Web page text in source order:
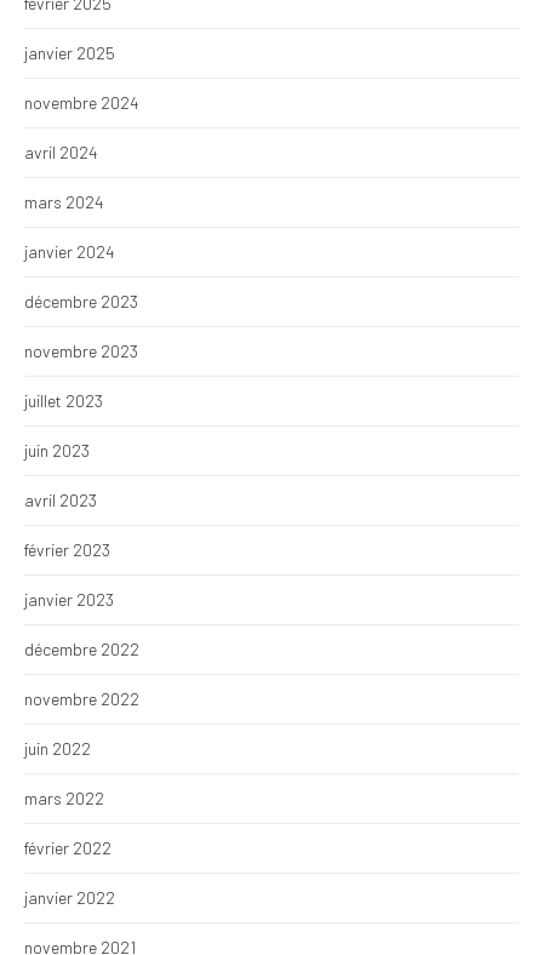
janvier 2025
novembre 2024
avril 2024
mars 2024
janvier 2024
décembre 2023
novembre 2023
juillet 2023
juin 2023
avril 2023
février 2023
janvier 2023
décembre 2022
novembre 2022
juin 2022
mars 2022
février 2022
janvier 2022
novembre 2021